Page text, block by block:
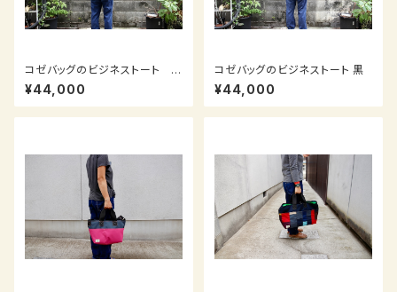
コゼバッグのビジネストート チ
ャコールグレー
¥44,000
コゼバッグのビジネストート 黒
¥44,000